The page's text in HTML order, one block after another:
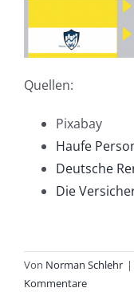
Quellen:
Pixabay
Haufe
Deutsche
Die
Von Norman Schlehr |
Kommentare